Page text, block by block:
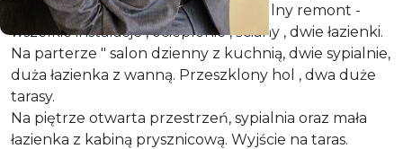
Dom kilka lat temu przeszedł kapitalny remont -
wszelkie instalacje , ocieplenie , ściany , dwie łazienki.
Na parterze " salon dzienny z kuchnią, dwie sypialnie,
duża łazienka z wanną. Przeszklony hol , dwa duże
tarasy.
Na piętrze otwarta przestrzeń, sypialnia oraz mała
łazienka z kabiną prysznicową. Wyjście na taras.